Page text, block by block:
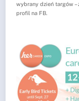
wybrany dzień targów
profil na FB.